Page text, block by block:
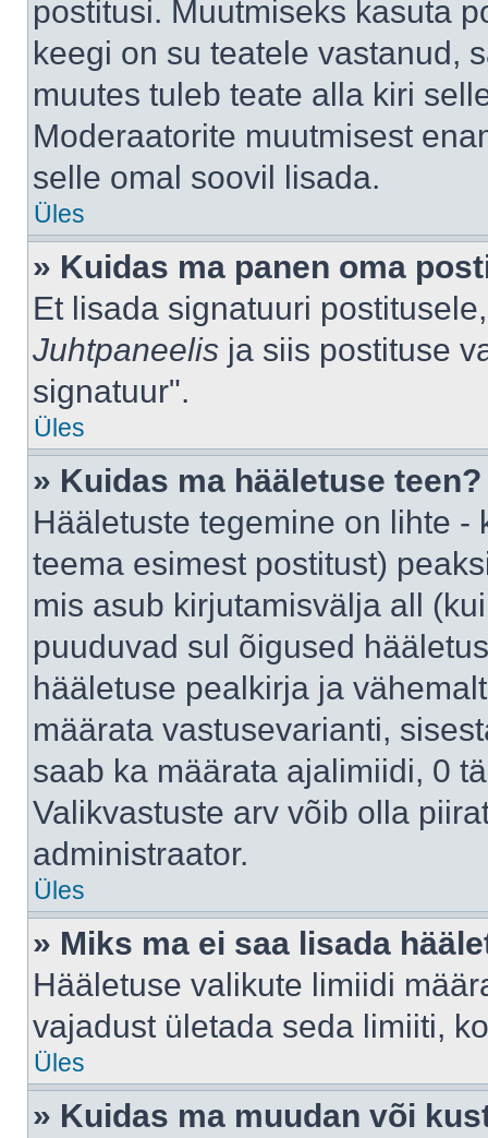
postitusi. Muutmiseks kasuta
keegi on su teatele vastanud,
muutes tuleb teate alla kiri
Moderaatorite muutmisest
selle omal soovil lisada.
Üles
» Kuidas ma panen oma
Et lisada signatuuri
Juhtpaneelis ja siis postituse
signatuur".
Üles
» Kuidas ma hääletuse teen?
Hääletuste tegemine on lihte
teema esimest postitust)
mis asub kirjutamisvälja all
puuduvad sul õigused
hääletuse pealkirja ja
määrata vastusevarianti,
saab ka määrata ajalimiidi, 0
Valikvastuste arv võib olla
administraator.
Üles
» Miks ma ei saa lisada
Hääletuse valikute limiidi
vajadust ületada seda limiiti,
Üles
» Kuidas ma muudan või